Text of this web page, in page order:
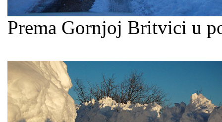
Prema Gornjoj Britvici u